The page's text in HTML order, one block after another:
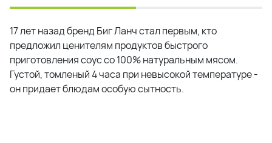
17 лет назад бренд Биг Ланч стал первым, кто
предложил ценителям продуктов быстрого
приготовления соус со 100% натуральным мясом.
Густой, томленый 4 часа при невысокой температуре -
он придает блюдам особую сытность.